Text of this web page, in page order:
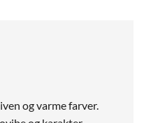
og varme farver.